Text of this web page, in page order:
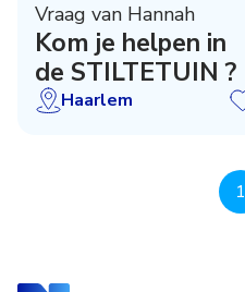
Vraag van Hannah
Kom je helpen in
de STILTETUIN ?
Haarlem
1